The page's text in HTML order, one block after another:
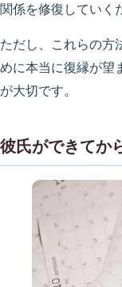
関係を修復していく
ただし、これらの方
めに本当に復縁が望
が大切です。
彼氏ができてか